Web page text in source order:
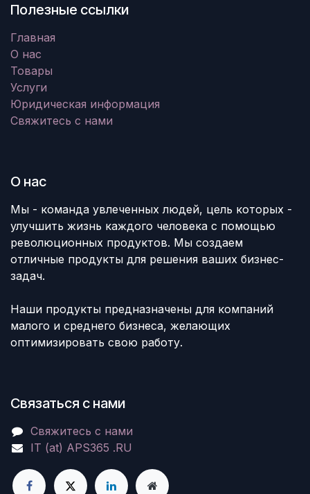
Полезные ссылки
Главная
О нас
Товары
Услуги
Юридическая информация
Свяжитесь с нами
О нас
Мы - команда увлеченных людей, цель которых -
улучшить жизнь каждого человека с помощью
революционных продуктов. Мы создаем
отличные продукты для решения ваших бизнес-
задач.
Наши продукты предназначены для компаний
малого и среднего бизнеса, желающих
оптимизировать свою работу.
Связаться с нами
Свяжитесь с нами
IT (at) APS365 .RU